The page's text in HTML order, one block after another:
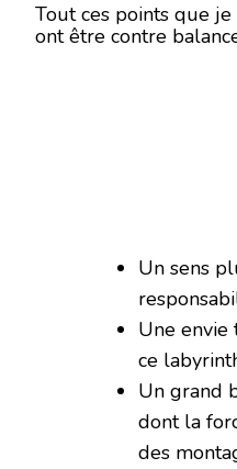
Tout ces points que
ont être contre
Un sens
Une envie
ce
Un grand
dont la
des